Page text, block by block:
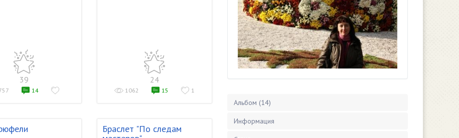
39
14
24
1062 15 1
Браслет "По следам
Альбом (14)
Информация